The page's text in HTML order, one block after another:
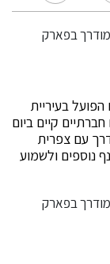
הפועל בעיריית
קיים ביום
מודרך עם צפרית
נוספים ולשמוע